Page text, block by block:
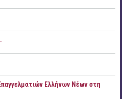
Ελλήνων Νέων στη